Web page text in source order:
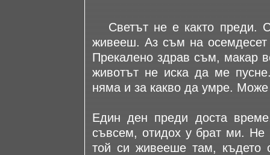
Светът не е както преди.
живееш. Аз съм на
Прекалено здрав съм, макар
животът не иска да ме
няма и за какво да умре.
Един ден преди доста
съвсем, отидох у брат ми. Не
той си живееше там,